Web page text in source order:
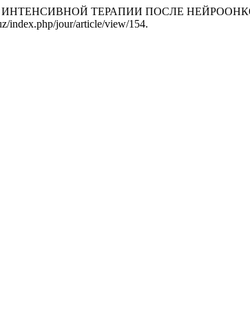
ИНТЕНСИВНОЙ ТЕРАПИИ ПОСЛЕ
index.php/jour/article/view/154.